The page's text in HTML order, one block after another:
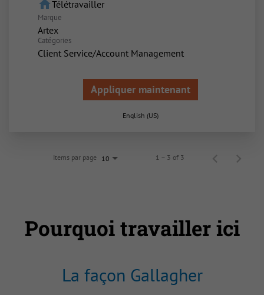
homeTélétravailler
Marque
Artex
Catégories
Client Service/Account Management
Appliquer maintenant
English (US)
Items par page 10 1 – 3 of 3
Pourquoi travailler ici
La façon Gallagher